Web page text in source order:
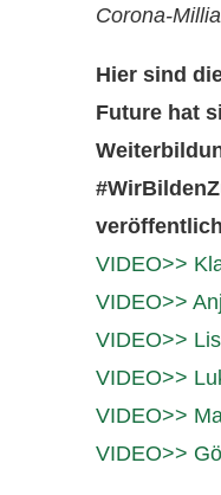
Corona-
Hier sind
Future hat
VIDEO>>
VIDEO>>
VIDEO>>
VIDEO>>
VIDEO>>
VIDEO>>